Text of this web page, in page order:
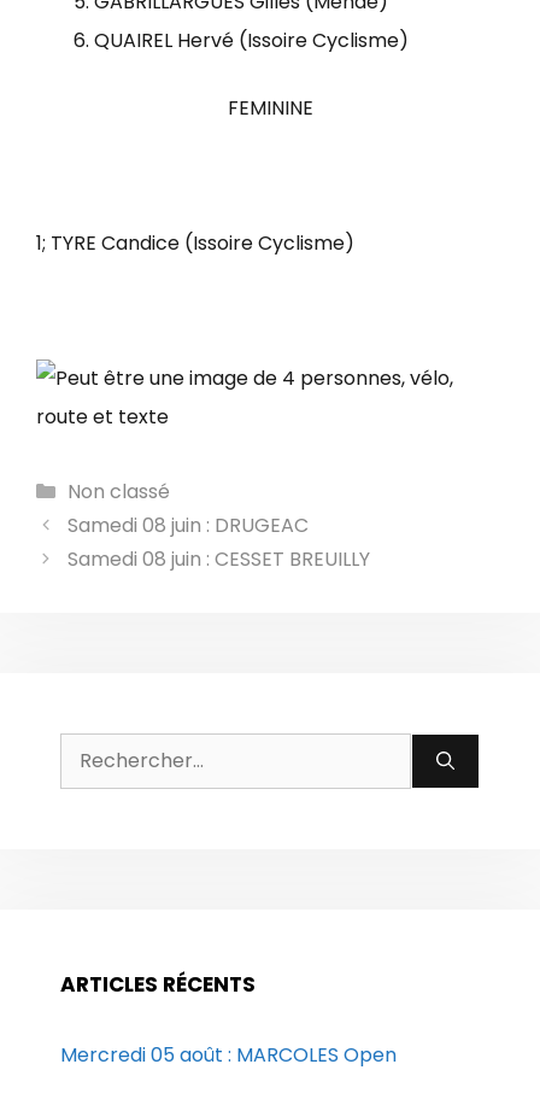
QUAIREL Hervé (Issoire Cyclisme)
FEMININE
1; TYRE Candice (Issoire Cyclisme)
Catégories
Non classé
Samedi 08 juin : DRUGEAC
Samedi 08 juin : CESSET BREUILLY
Rechercher :
ARTICLES RÉCENTS
Mercredi 05 août : MARCOLES Open